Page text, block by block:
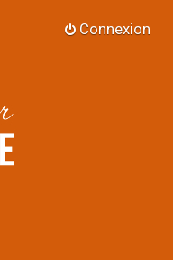
Connexion